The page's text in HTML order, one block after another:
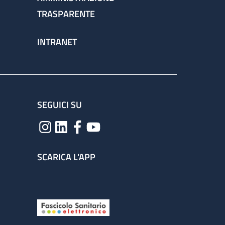
TRASPARENTE
INTRANET
SEGUICI SU
SCARICA L'APP